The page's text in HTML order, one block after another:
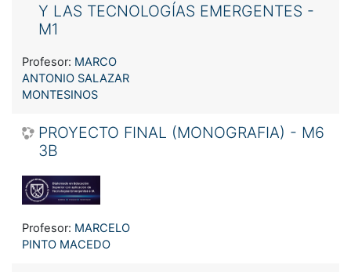
Y LAS TECNOLOGÍAS EMERGENTES -
M1
Profesor: MARCO
ANTONIO SALAZAR
MONTESINOS
PROYECTO FINAL (MONOGRAFIA) - M6
3B
Profesor: MARCELO
PINTO MACEDO